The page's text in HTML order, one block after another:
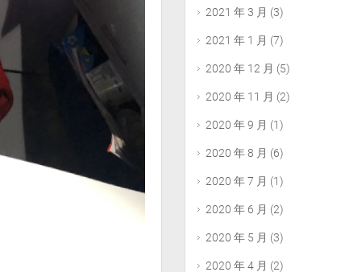
2021 年 3 月 (3)
2021 年 1 月 (7)
2020 年 12 月 (5)
2020 年 11 月 (2)
2020 年 9 月 (1)
2020 年 8 月 (6)
2020 年 7 月 (1)
2020 年 6 月 (2)
2020 年 5 月 (3)
2020 年 4 月 (2)